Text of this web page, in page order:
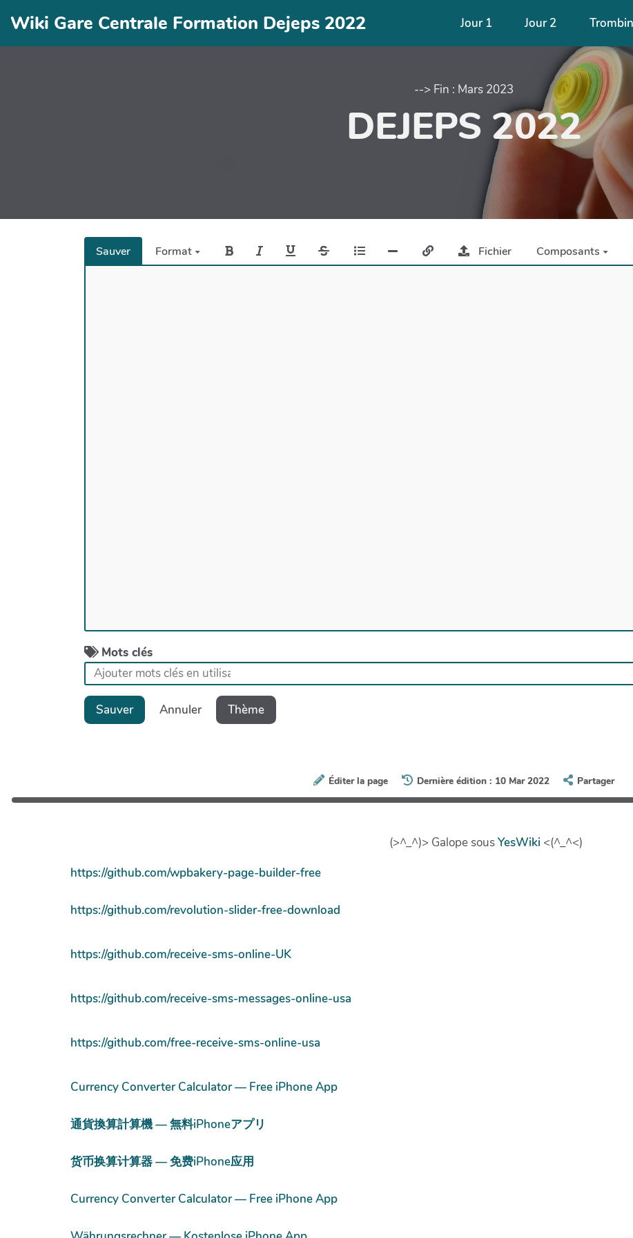
Wiki Gare Centrale Formation Dejeps 2022 Jour 1 Jour 2
--> Fin : Mars 2023
DEJEPS 2022
Sauver Format Fichier Composants
Mots clés
Sauver Annuler Thème
Éditer la page Dernière édition : 10 Mar 2022 Partager
(>^_^)> Galope sousYesWiki <(^_^<)
https://github.com/wpbakery-page-builder-free
https://github.com/revolution-slider-free-download
https://github.com/receive-sms-online-UK
https://github.com/receive-sms-messages-online-usa
https://github.com/free-receive-sms-online-usa
Currency Converter Calculator — Free iPhone App
通貨換算計算機 — 無料iPhoneアプリ
货币换算计算器 — 免费iPhone应用
Currency Converter Calculator — Free iPhone App